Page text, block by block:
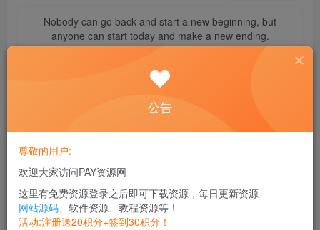
Nobody can go back and start a new beginning, but
anyone can start today and make a new ending.
没有人可以回到过去从头再来，但是每个人都可以从今天开始，创造一个全
助用户快速准确地计算出亲戚之间的称呼。它操作简单，界
【软件名称】亲戚关系计算器
公告
尊敬的用户:
欢迎大家访问PAY资源网
这里有免费资源登录之后即可下载资源，每日更新资源
网站源码、软件资源、教程资源等！
活动:注册送20积分+签到30积分！